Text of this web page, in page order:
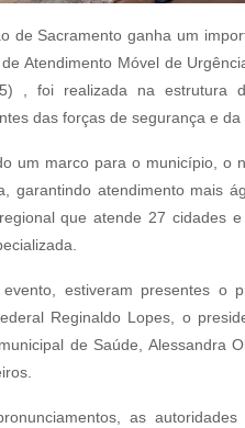
de Sacramento ganha um
Atendimento Móvel de
, foi realizada na estrutura
das forças de segurança e da
um marco para o município, o
garantindo atendimento mais
que atende 27 cidades
estiveram presentes o
Reginaldo Lopes, o
de Saúde, Alessandra
as